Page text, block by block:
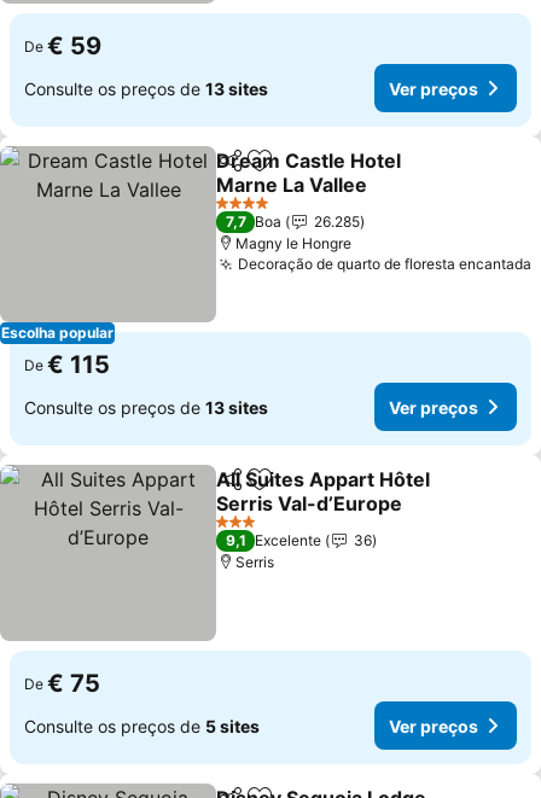
De € 59
Consulte os preços de 13 sites Ver preços
Escolha popular
PartilharAdicionar aos favoritos
Dream Castle Hotel
Marne La Vallee
4 Estrelas
7,7 Boa
26.285
Magny le Hongre
Decoração de quarto de floresta encantada
De € 115
Consulte os preços de 13 sites Ver preços
PartilharAdicionar aos favoritos
All Suites Appart Hôtel
Serris Val-d’Europe
3 Estrelas
9,1 Excelente
36
Serris
De € 75
Consulte os preços de 5 sites Ver preços